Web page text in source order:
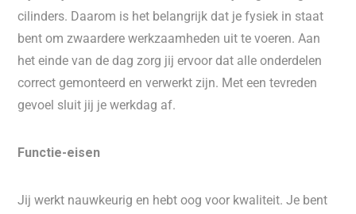
cilinders. Daarom is het belangrijk dat je fysiek in staat
bent om zwaardere werkzaamheden uit te voeren. Aan
het einde van de dag zorg jij ervoor dat alle onderdelen
correct gemonteerd en verwerkt zijn. Met een tevreden
gevoel sluit jij je werkdag af.
Functie-eisen
Jij werkt nauwkeurig en hebt oog voor kwaliteit. Je bent